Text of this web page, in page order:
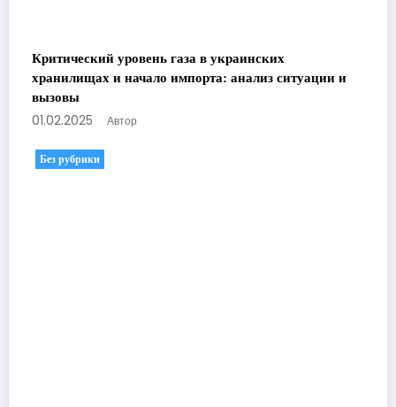
Критический уровень газа в украинских
хранилищах и начало импорта: анализ ситуации и
вызовы
01.02.2025 Автор
Без рубрики